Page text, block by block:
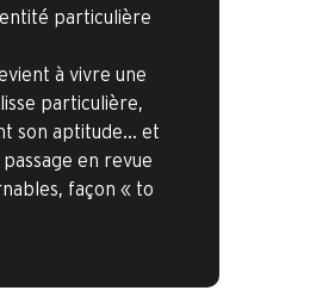
particulière
à vivre une
particulière,
son aptitude… et
en revue
façon « to